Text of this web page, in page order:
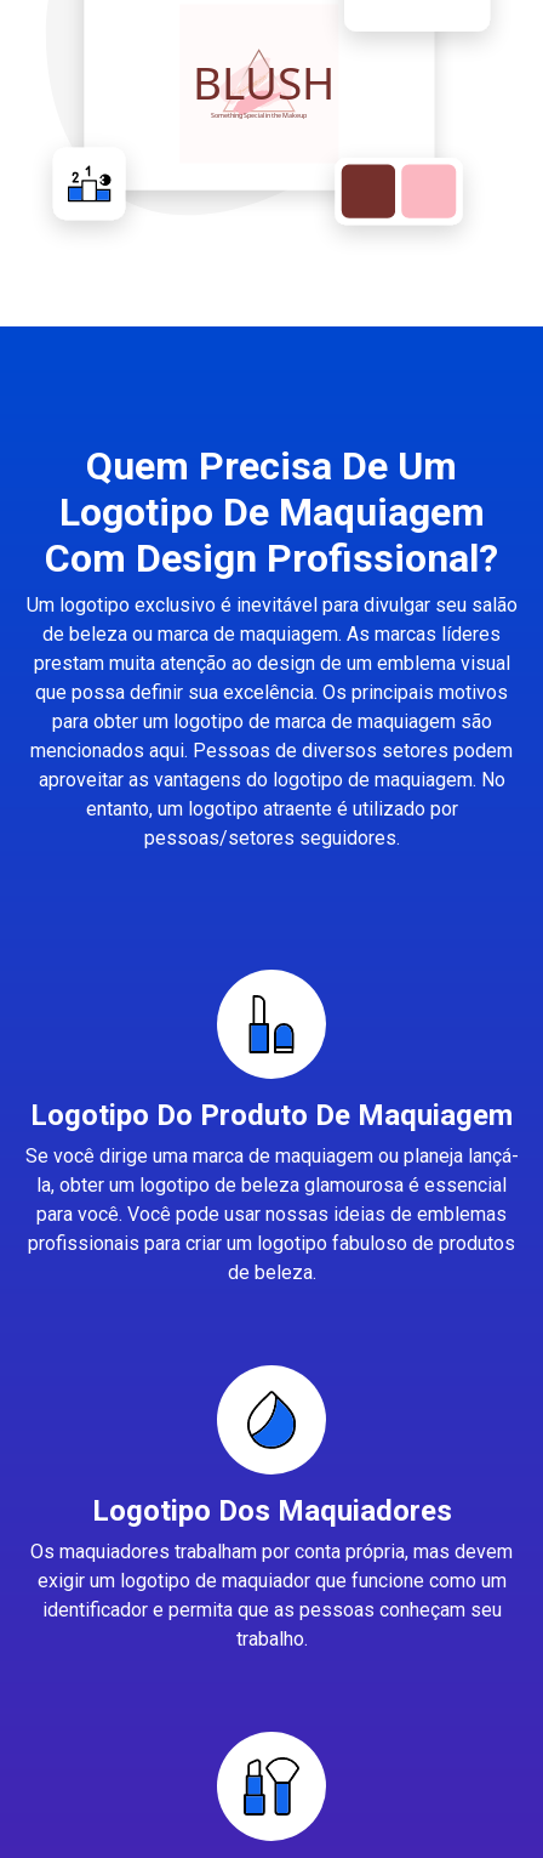
Quem Precisa De Um
Logotipo De Maquiagem
Com Design Profissional?
Um logotipo exclusivo é inevitável para divulgar seu salão
de beleza ou marca de maquiagem. As marcas líderes
prestam muita atenção ao design de um emblema visual
que possa definir sua excelência. Os principais motivos
para obter um logotipo de marca de maquiagem são
mencionados aqui. Pessoas de diversos setores podem
aproveitar as vantagens do logotipo de maquiagem. No
entanto, um logotipo atraente é utilizado por
pessoas/setores seguidores.
Logotipo Do Produto De Maquiagem
Se você dirige uma marca de maquiagem ou planeja lançá-
la, obter um logotipo de beleza glamourosa é essencial
para você. Você pode usar nossas ideias de emblemas
profissionais para criar um logotipo fabuloso de produtos
de beleza.
Logotipo Dos Maquiadores
Os maquiadores trabalham por conta própria, mas devem
exigir um logotipo de maquiador que funcione como um
identificador e permita que as pessoas conheçam seu
trabalho.